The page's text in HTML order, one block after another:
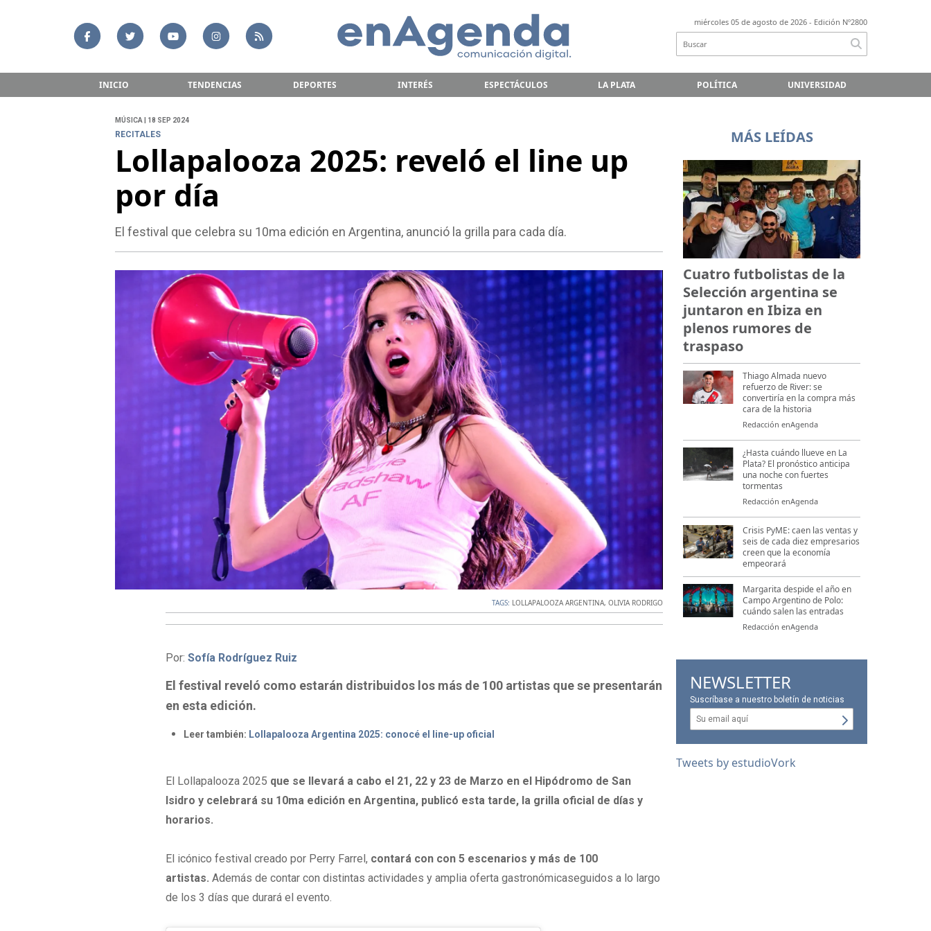
miércoles 05 de agosto de 2026 - Edición Nº2800
INICIO TENDENCIAS DEPORTES INTERÉS ESPECTÁCULOS LA PLATA POLÍTICA UNIVERSIDAD
MÚSICA | 18 SEP 2024
RECITALES
Lollapalooza 2025: reveló el line up
por día
El festival que celebra su 10ma edición en Argentina, anunció la grilla para cada día.
TAGS: LOLLAPALOOZA ARGENTINA,OLIVIA RODRIGO
Por:Sofía Rodríguez Ruiz
El festival reveló como estarán distribuidos los más de 100 artistas que se presentarán
en esta edición.
Leer también: Lollapalooza Argentina 2025: conocé el line-up oficial
El Lollapalooza 2025 que se llevará a cabo el 21, 22 y 23 de Marzo en el Hipódromo de San
Isidro y celebrará su 10ma edición en Argentina, publicó esta tarde, la grilla oficial de días y
horarios.
El icónico festival creado por Perry Farrel, contará con con 5 escenarios y más de 100
artistas. Además de contar con distintas actividades y amplia oferta gastronómicaseguidos a lo largo
de los 3 días que durará el evento.
MÁS LEÍDAS
Cuatro futbolistas de la
Selección argentina se
juntaron en Ibiza en
plenos rumores de
traspaso
Thiago Almada nuevo
refuerzo de River: se
convertiría en la compra más
cara de la historia
Redacción enAgenda
¿Hasta cuándo llueve en La
Plata? El pronóstico anticipa
una noche con fuertes
tormentas
Redacción enAgenda
Crisis PyME: caen las ventas y
seis de cada diez empresarios
creen que la economía
empeorará
Margarita despide el año en
Campo Argentino de Polo:
cuándo salen las entradas
Redacción enAgenda
NEWSLETTER
Suscríbase a nuestro boletín de noticias
Tweets by estudioVork